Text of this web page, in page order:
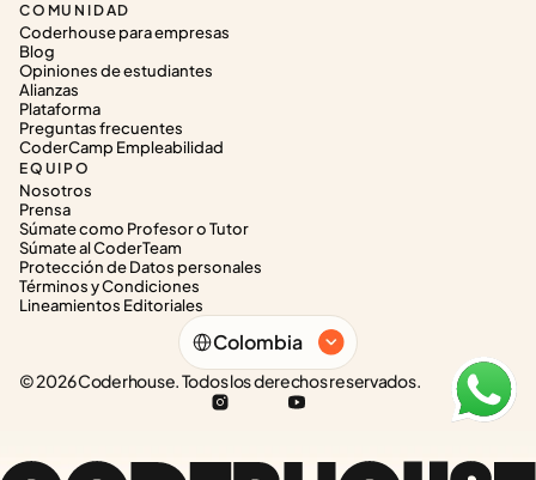
COMUNIDAD
Coderhouse para empresas
Blog
Opiniones de estudiantes
Alianzas
Plataforma
Preguntas frecuentes
CoderCamp Empleabilidad
EQUIPO
Nosotros
Prensa
Súmate como Profesor o Tutor
Súmate al CoderTeam
Protección de Datos personales
Términos y Condiciones
Lineamientos Editoriales
Select Language
Colombia
© 2026 Coderhouse. Todos los derechos reservados.